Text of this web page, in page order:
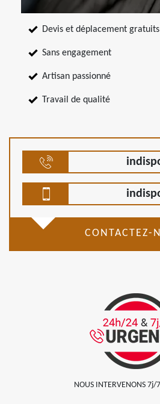
Devis et déplacement gratuits
Sans engagement
Artisan passionné
Travail de qualité
CONTACTEZ-
NOUS INTERVENONS